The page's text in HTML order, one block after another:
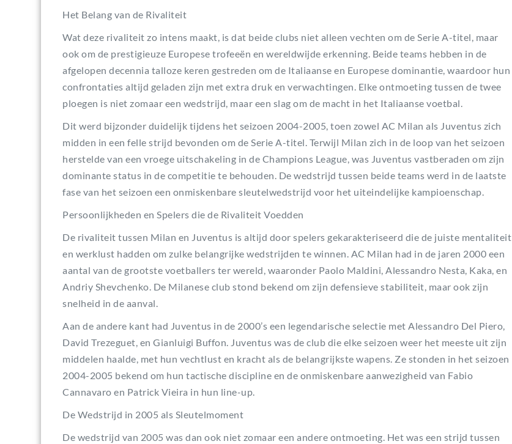
Het Belang van de Rivaliteit
Wat deze rivaliteit zo intens maakt, is dat beide clubs niet alleen vechten om de Serie A-titel, maar
ook om de prestigieuze Europese trofeeën en wereldwijde erkenning. Beide teams hebben in de
afgelopen decennia talloze keren gestreden om de Italiaanse en Europese dominantie, waardoor hun
confrontaties altijd geladen zijn met extra druk en verwachtingen. Elke ontmoeting tussen de twee
ploegen is niet zomaar een wedstrijd, maar een slag om de macht in het Italiaanse voetbal.
Dit werd bijzonder duidelijk tijdens het seizoen 2004-2005, toen zowel AC Milan als Juventus zich
midden in een felle strijd bevonden om de Serie A-titel. Terwijl Milan zich in de loop van het seizoen
herstelde van een vroege uitschakeling in de Champions League, was Juventus vastberaden om zijn
dominante status in de competitie te behouden. De wedstrijd tussen beide teams werd in de laatste
fase van het seizoen een onmiskenbare sleutelwedstrijd voor het uiteindelijke kampioenschap.
Persoonlijkheden en Spelers die de Rivaliteit Voedden
De rivaliteit tussen Milan en Juventus is altijd door spelers gekarakteriseerd die de juiste mentaliteit
en werklust hadden om zulke belangrijke wedstrijden te winnen. AC Milan had in de jaren 2000 een
aantal van de grootste voetballers ter wereld, waaronder Paolo Maldini, Alessandro Nesta, Kaka, en
Andriy Shevchenko. De Milanese club stond bekend om zijn defensieve stabiliteit, maar ook zijn
snelheid in de aanval.
Aan de andere kant had Juventus in de 2000’s een legendarische selectie met Alessandro Del Piero,
David Trezeguet, en Gianluigi Buffon. Juventus was de club die elke seizoen weer het meeste uit zijn
middelen haalde, met hun vechtlust en kracht als de belangrijkste wapens. Ze stonden in het seizoen
2004-2005 bekend om hun tactische discipline en de onmiskenbare aanwezigheid van Fabio
Cannavaro en Patrick Vieira in hun line-up.
De Wedstrijd in 2005 als Sleutelmoment
De wedstrijd van 2005 was dan ook niet zomaar een andere ontmoeting. Het was een strijd tussen